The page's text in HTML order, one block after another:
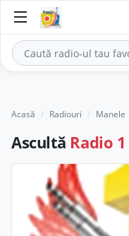
Acasă Radiouri Manele
Ascultă Radio